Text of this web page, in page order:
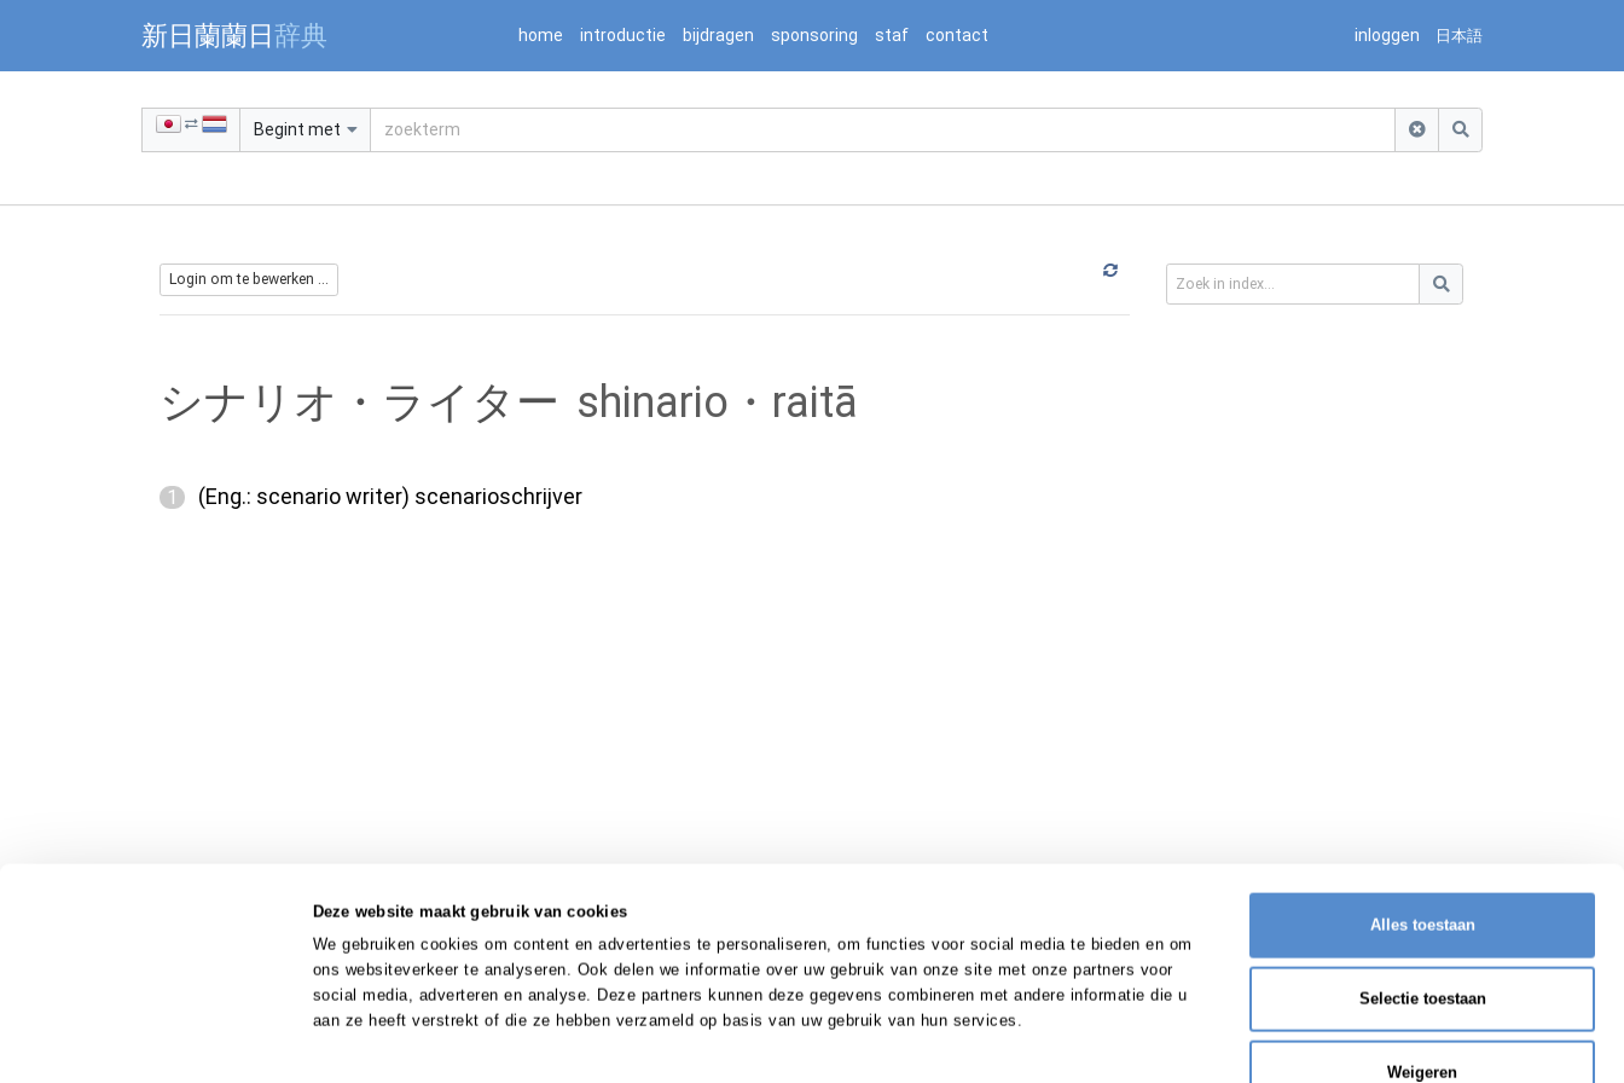
Deze website maakt gebruik van cookies
We gebruiken cookies om content en advertenties te personaliseren, om functies voor social media te bieden en om
ons websiteverkeer te analyseren. Ook delen we informatie over uw gebruik van onze site met onze partners voor
social media, adverteren en analyse. Deze partners kunnen deze gegevens combineren met andere informatie die u
aan ze heeft verstrekt of die ze hebben verzameld op basis van uw gebruik van hun services.
Alles toestaan
Selectie toestaan
Weigeren
Warning: Undefined array key "jnnjuid" in /mnt/web216/d2/76/52236976/htdocs/jnnj-prod/search.php on line 276
新日蘭蘭日辞典 home introductie bijdragen sponsoring staf contact inloggen 日本語
Begint met
Login om te bewerken ...
シナリオ・ライター shinario・raitā
1 (Eng.: scenario writer) scenarioschrijver